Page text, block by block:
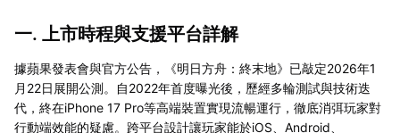
一. 上市時程與支援平台詳解
據蘋果發表會與官方公告，《明日方舟：終末地》已敲定2026年1
月22日展開公測。自2022年首度曝光後，歷經多輪測試與技術迭
代，終在iPhone 17 Pro等高端裝置實現流暢運行，徹底消弭玩家對
行動端效能的疑慮。跨平台設計讓玩家能於iOS、Android、